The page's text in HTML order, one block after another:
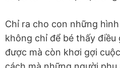
Chỉ ra cho con những
không chỉ để bé thấy điều
được mà còn khơi gợi